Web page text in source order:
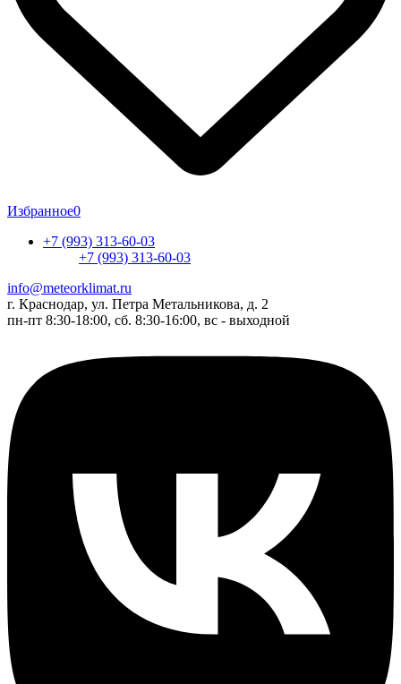
Избранное0
+7 (993) 313-60-03
+7 (993) 313-60-03
info@meteorklimat.ru
г. Краснодар, ул. Петра Метальникова, д. 2
пн-пт 8:30-18:00, сб. 8:30-16:00, вс - выходной